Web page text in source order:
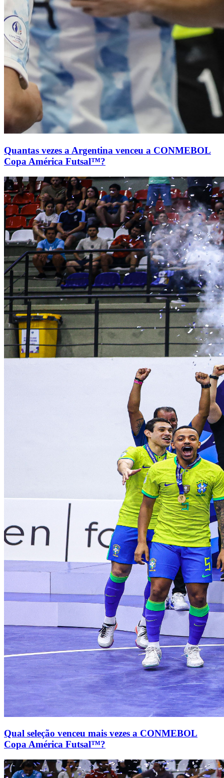
Quantas vezes a Argentina venceu a CONMEBOL
Copa América Futsal™?
Qual seleção venceu mais vezes a CONMEBOL
Copa América Futsal™?